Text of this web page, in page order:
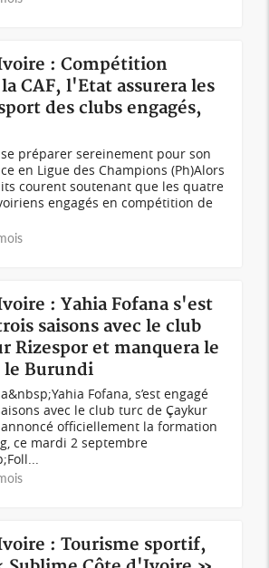
: Compétition
CAF, l'Etat assurera les
des clubs engagés,
se préparer sereinement pour son
en Ligue des Champions (Ph)Alors
courent soutenant que les quatre
engagés en compétition de
: Yahia Fofana s'est
saisons avec le club
Rizespor et manquera le
le Burundi
Fofana, s’est engagé
avec le club turc de Çaykur
annoncé officiellement la formation
ce mardi 2 septembre
: Tourisme sportif,